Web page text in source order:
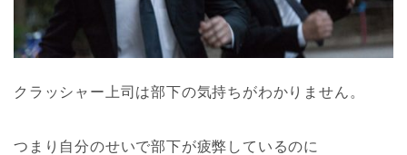
クラッシャー上司は部下の気持ちがわかりません。
つまり自分のせいで部下が疲弊しているのに